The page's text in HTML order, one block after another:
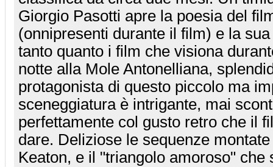
Giorgio Pasotti apre la poesia del
(onnipresenti durante il film) e la
tanto quanto i film che visiona
notte alla Mole Antonelliana,
protagonista di questo piccolo ma
sceneggiatura è intrigante, mai
perfettamente col gusto retro che il
dare. Deliziose le sequenze
Keaton, e il "triangolo amoroso" che